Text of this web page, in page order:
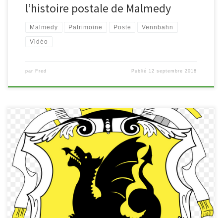
l’histoire postale de Malmedy
Malmedy Patrimoine Poste Vennbahn
Vidéo
par Fred Publié 12 septembre 2018
Plusieurs usagers ont demandé à la bibliothèque des
renseignements sur les couleurs de la ville de Malmedy et sur la
présence du dragon dans les armoiries. Pour répondre à ce genre
de questions, nous avons l’étude que réalisa Raymond Jacob en
2003, Les armoiries et les couleurs de Malmedy (édité […]